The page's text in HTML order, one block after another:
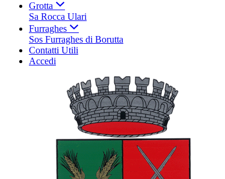
Grotta
Sa Rocca Ulari
Furraghes
Sos Furraghes di Borutta
Contatti Utili
Accedi